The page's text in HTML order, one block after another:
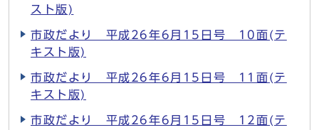
スト版)
市政だより 平成26年6月15日号 10面(テ
キスト版)
市政だより 平成26年6月15日号 11面(テ
キスト版)
市政だより 平成26年6月15日号 12面(テ